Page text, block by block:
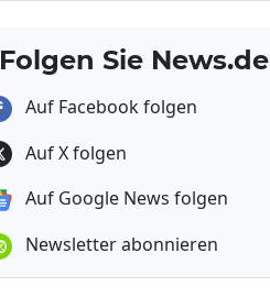
Folgen Sie News.de
Auf Facebook folgen
Auf X folgen
Auf Google News folgen
Newsletter abonnieren